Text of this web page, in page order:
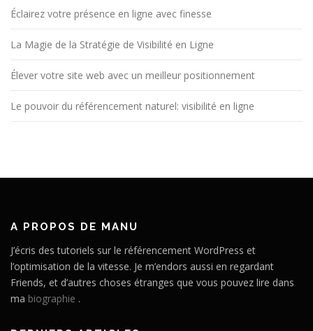
Éclairez votre présence en ligne avec finesse
La Magie de la Stratégie de Visibilité en Ligne
Élever votre site web avec un meilleur positionnement
Le pouvoir du référencement naturel: visibilité en ligne
A PROPOS DE MANU
J’écris des tutoriels sur le référencement WordPress et
l’optimisation de la vitesse. Je m’endors aussi en regardant
Friends, et d’autres choses étranges que vous pouvez lire dans
ma biographie .